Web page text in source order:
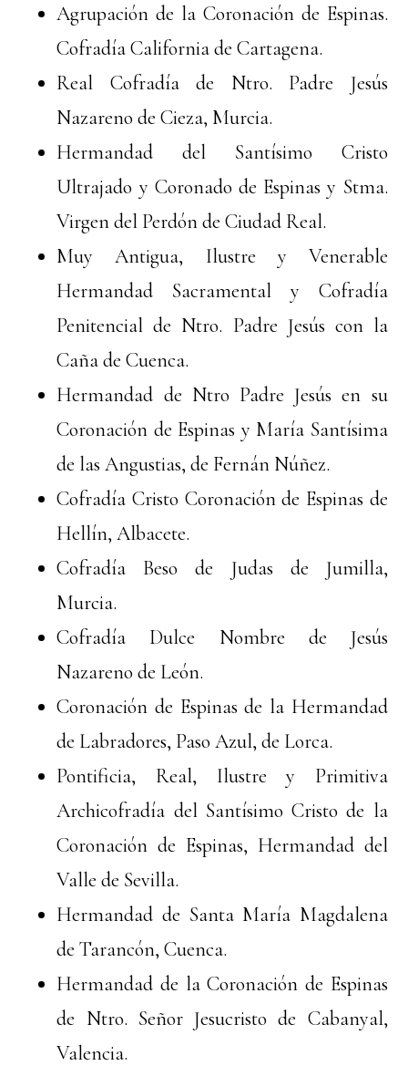
Agrupación de la Coronación de Espinas.
Cofradía California de Cartagena.
Real Cofradía de Ntro. Padre Jesús
Nazareno de Cieza, Murcia.
Hermandad del Santísimo Cristo
Ultrajado y Coronado de Espinas y Stma.
Virgen del Perdón de Ciudad Real.
Muy Antigua, Ilustre y Venerable
Hermandad Sacramental y Cofradía
Penitencial de Ntro. Padre Jesús con la
Caña de Cuenca.
Hermandad de Ntro Padre Jesús en su
Coronación de Espinas y María Santísima
de las Angustias, de Fernán Núñez.
Cofradía Cristo Coronación de Espinas de
Hellín, Albacete.
Cofradía Beso de Judas de Jumilla,
Murcia.
Cofradía Dulce Nombre de Jesús
Nazareno de León.
Coronación de Espinas de la Hermandad
de Labradores, Paso Azul, de Lorca.
Pontificia, Real, Ilustre y Primitiva
Archicofradía del Santísimo Cristo de la
Coronación de Espinas, Hermandad del
Valle de Sevilla.
Hermandad de Santa María Magdalena
de Tarancón, Cuenca.
Hermandad de la Coronación de Espinas
de Ntro. Señor Jesucristo de Cabanyal,
Valencia.